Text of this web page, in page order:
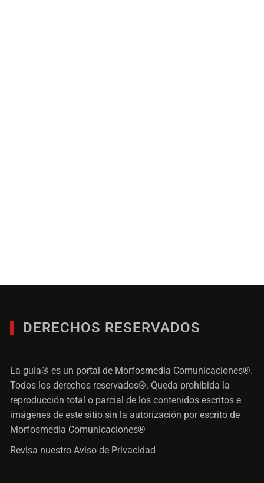
DERECHOS RESERVADOS
La gula® es un portal de Morfosmedia Comunicaciones®.
Todos los derechos reservados®. Queda prohibida la
reproducción total o parcial de los contenidos escritos e
imágenes de este sitio sin la autorización por escrito de
Morfosmedia Comunicaciones®
Revisa nuestroAviso de Privacidad